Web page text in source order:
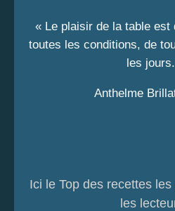
« Le plaisir de la table est
toutes les conditions, de
les
Anthelme
Ici le Top des recettes
les